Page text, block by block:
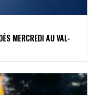
MERCREDI AU VAL-